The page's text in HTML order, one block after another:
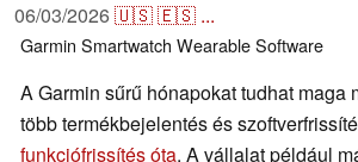
06/03/2026🇺🇸🇪🇸 ...
Garmin Smartwatch WearableSoftware
A Garmin sűrű hónapokat tudhat maga
több termékbejelentés és
funkciófrissítés óta. A vállalat például